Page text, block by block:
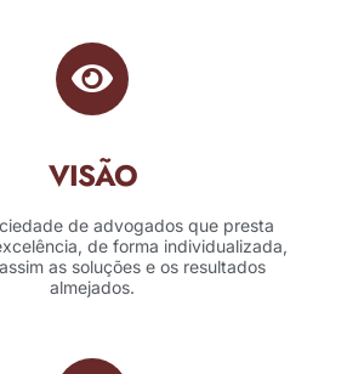
VISÃO
de advogados que presta
de forma individualizada,
as soluções e os resultados
almejados.